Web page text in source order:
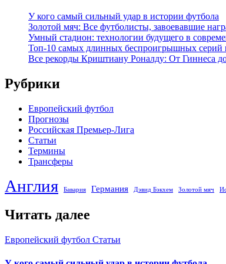
У кого самый сильный удар в истории футбола
Золотой мяч: Все футболисты, завоевавшие
Умный стадион: технологии будущего в
Топ-10 самых длинных беспроигрышных серий
Все рекорды Криштиану Роналду: От Гиннеса
Рубрики
Европейский футбол
Прогнозы
Российская Премьер-Лига
Статьи
Термины
Трансферы
Англия Бавария Германия Дэвид Бэкхем Золотой мяч
Читать далее
Европейский футбол Статьи